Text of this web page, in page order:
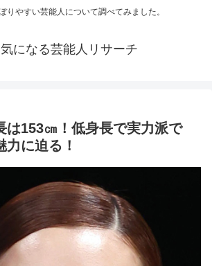
りやすい芸能人について調べてみました。
になる芸能人リサーチ
は153㎝！低身長で実力派で
力に迫る！